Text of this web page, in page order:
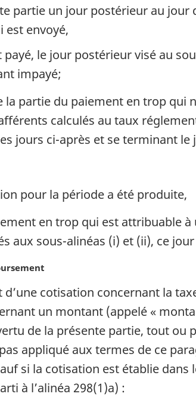
partie un jour postérieur au
est envoyé,
le jour postérieur visé au
impayé;
partie du paiement en trop qui
calculés au taux
jours ci-après et se terminant
pour la période a été produite,
en trop qui est attribuable
aux sous-alinéas (i) et (ii), ce
d’une cotisation concernant la
un montant (appelé «
de la présente partie, tout
appliqué aux termes de ce
si la cotisation est établie dans
à l’alinéa 298(1)a) :